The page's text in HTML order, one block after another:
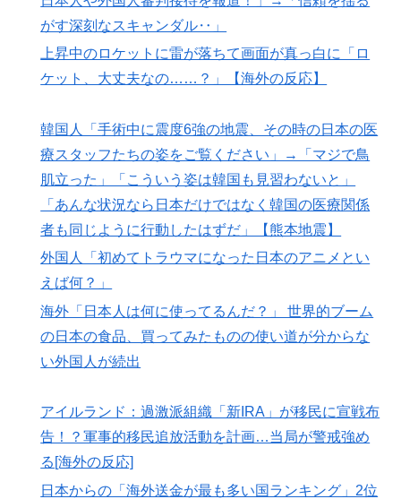
がす深刻なスキャンダル‥」
上昇中のロケットに雷が落ちて画面が真っ白に「ロ
ケット、大丈夫なの……？」【海外の反応】
韓国人「手術中に震度6強の地震、その時の日本の医
療スタッフたちの姿をご覧ください」→「マジで鳥
肌立った」「こういう姿は韓国も見習わないと」
「あんな状況なら日本だけではなく韓国の医療関係
者も同じように行動したはずだ」【熊本地震】
外国人「初めてトラウマになった日本のアニメとい
えば何？」
海外「日本人は何に使ってるんだ？」 世界的ブーム
の日本の食品、買ってみたものの使い道が分からな
い外国人が続出
アイルランド：過激派組織「新IRA」が移民に宣戦布
告！？軍事的移民追放活動を計画…当局が警戒強め
る[海外の反応]
日本からの「海外送金が最も多い国ランキング」2位